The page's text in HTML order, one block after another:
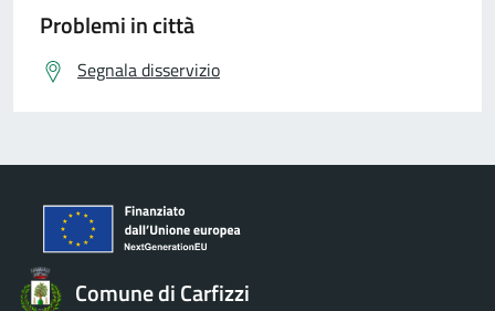
Problemi in città
Segnala disservizio
Comune di Carfizzi